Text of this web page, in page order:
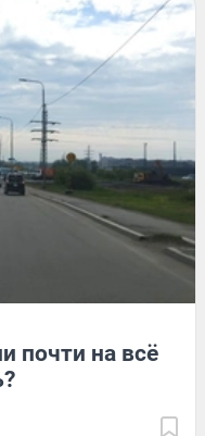
почти на всё